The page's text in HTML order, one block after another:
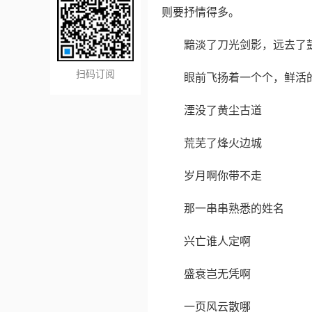
扫码订阅
则要抒情得多。
黯淡了刀光剑影，远去了
眼前飞扬着一个个，鲜活
湮没了黄尘古道
荒芜了烽火边城
岁月啊你带不走
那一串串熟悉的姓名
兴亡谁人定啊
盛衰岂无凭啊
一页风云散哪